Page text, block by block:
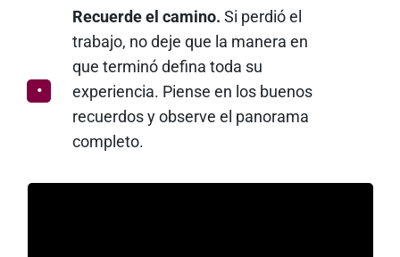
Recuerde el camino. Si perdió el
trabajo, no deje que la manera en
que terminó defina toda su
experiencia. Piense en los buenos
recuerdos y observe el panorama
completo.